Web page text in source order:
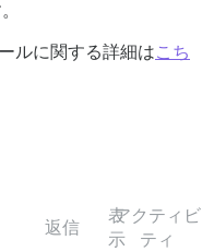
ルに関する詳細はこち
返信
表
示
アクティビ
ティ